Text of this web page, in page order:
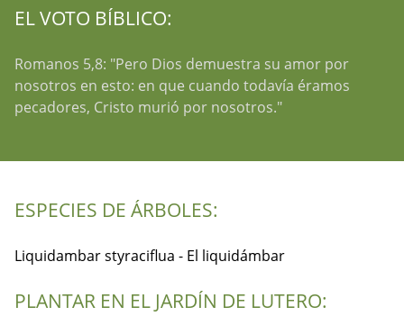
EL VOTO BÍBLICO:
Romanos 5,8: "Pero Dios demuestra su amor por
nosotros en esto: en que cuando todavía éramos
pecadores, Cristo murió por nosotros."
ESPECIES DE ÁRBOLES:
Liquidambar styraciflua - El liquidámbar
PLANTAR EN EL JARDÍN DE LUTERO: